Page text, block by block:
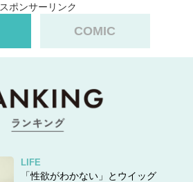
スポンサーリンク
COMIC
LIFE
「性欲がわかない」とウイッグ